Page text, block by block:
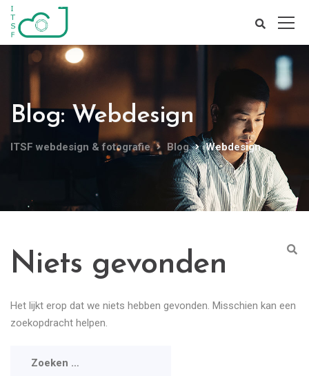
Blog: Webdesign
ITSF webdesign & fotografie Blog Webdesign
Niets gevonden
Het lijkt erop dat we niets hebben gevonden. Misschien kan een
zoekopdracht helpen.